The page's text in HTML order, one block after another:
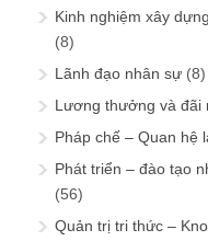
Kinh nghiệm xây
(8)
Lãnh đạo nhân sự (8)
Lương thưởng và đãi
Pháp chế – Quan hệ
Phát triển – đào tạo
(56)
Quản trị tri thức –